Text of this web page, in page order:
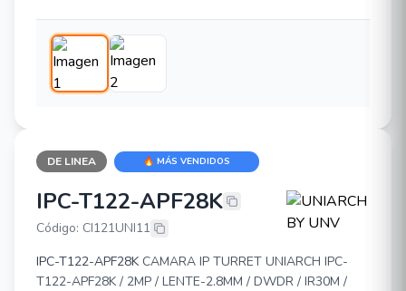
DE LINEA 🔥 MÁS VENDIDOS
UNIARCH BY UNV IPC-T122-
IPC-T122-APF28K
Código: CI121UNI11
IPC-T122-APF28K CAMARA IP TURRET UNIARCH IPC-
T122-APF28K / 2MP / LENTE-2.8MM / DWDR / IR30M /